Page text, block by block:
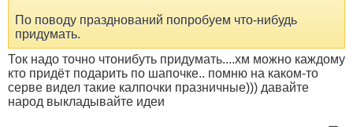
По поводу празднований попробуем что-нибудь
придумать.
Ток надо точно чтонибуть придумать....хм можно каждому
кто придёт подарить по шапочке.. помню на каком-то
серве видел такие калпочки празничные))) давайте
народ выкладывайте идеи